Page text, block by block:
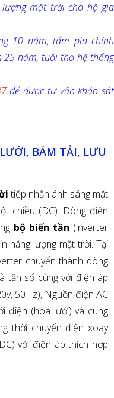
mặt trời cho hộ gia
10 năm, tấm pin chính
25 năm, tuổi thọ hệ thống
để được tư vấn khảo sát
BÁM TẢI, LƯU
tiếp nhận ánh sáng mặt
chiều (DC). Dòng điện
bộ biến tần (inverter
năng lượng mặt trời. Tại
chuyển thành dòng
tần số cùng với điện áp
50Hz), Nguồn điện AC
điện (hòa lưới) và cung
thời chuyển điện xoay
với điện áp thích hợp